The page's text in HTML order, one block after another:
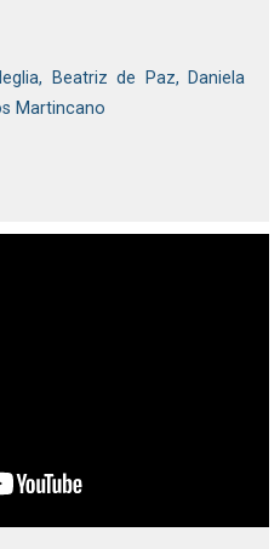
Beatriz de Paz, Daniela
Martincano